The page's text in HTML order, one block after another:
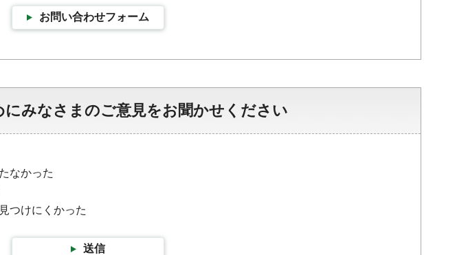
お問い合わせフォーム
みなさまのご意見をお聞かせください
なかった
つけにくかった
送信